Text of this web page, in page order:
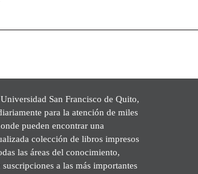
San Francisco de Quito,
para la atención de miles
pueden encontrar una
colección de libros impresos
las áreas del conocimiento,
suscripciones a las más importantes